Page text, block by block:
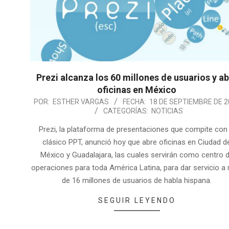
Prezi alcanza los 60 millones de usuarios y
oficinas en México
POR: ESTHER VARGAS FECHA: 18 DE SEPTIEMBRE DE
CATEGORÍAS: NOTICIAS
Prezi, la plataforma de presentaciones que compite con
clásico PPT, anunció hoy que abre oficinas en Ciudad
México y Guadalajara, las cuales servirán como centro
operaciones para toda América Latina, para dar servicio a
de 16 millones de usuarios de habla hispana.
SEGUIR LEYENDO